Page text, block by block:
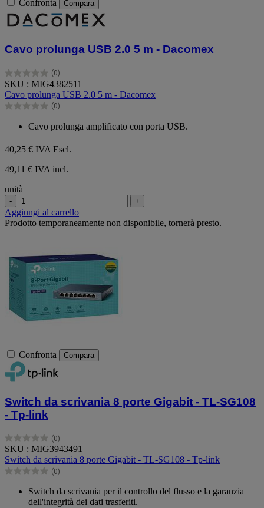
Confronta Compara
Cavo prolunga USB 2.0 5 m - Dacomex
(0)
0.0
su
5
stelle.
SKU : MIG4382511
Cavo prolunga USB 2.0 5 m - Dacomex
(0)
0.0
Cavo prolunga amplificato con porta USB.
40,25 € IVA Escl.
49,11 € IVA incl.
unità
- +
Aggiungi al carrello
Prodotto temporaneamente non disponibile, tornerà presto.
Confronta Compara
Switch da scrivania 8 porte Gigabit - TL-SG108
- Tp-link
(0)
0.0
su
5
stelle.
SKU : MIG3943491
Switch da scrivania 8 porte Gigabit - TL-SG108 - Tp-link
(0)
0.0
Switch da scrivania per il controllo del flusso e la garanzia
dell'integrità dei dati trasferiti.